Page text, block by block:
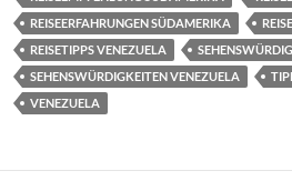
REISEERFAHRUNGEN SÜDAMERIKA
REISETIPPS VENEZUELA
SEHENSWÜRDIGKEITEN VENEZUELA
VENEZUELA